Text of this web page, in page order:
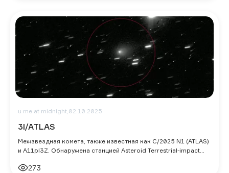
u me at midnight,02.10.2025
3I/ATLAS
Межзвездная комета, также известная как C/2025 N1 (ATLAS)
и A11pl3Z. Обнаружена станцией Asteroid Terrestrial-impact
273